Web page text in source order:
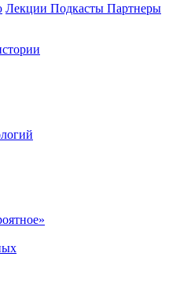
Лекции Подкасты Партнеры